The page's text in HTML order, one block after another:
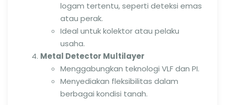
logam tertentu, seperti deteksi emas
atau perak.
Ideal untuk kolektor atau pelaku
usaha.
Metal Detector Multilayer
Menggabungkan teknologi VLF dan PI.
Menyediakan fleksibilitas dalam
berbagai kondisi tanah.